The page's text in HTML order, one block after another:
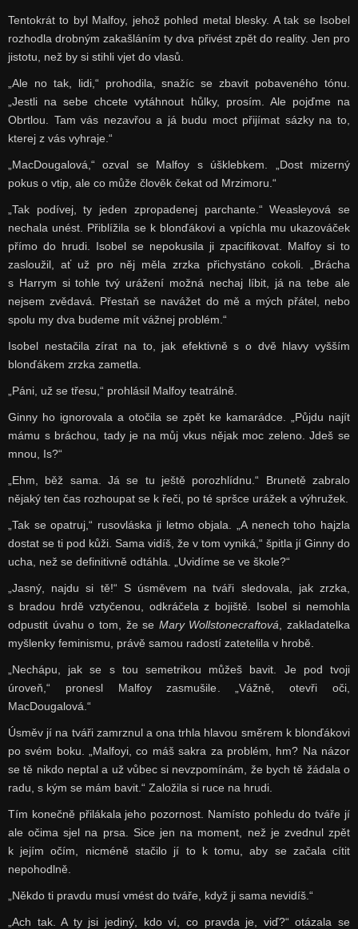
Tentokrát to byl Malfoy, jehož pohled metal blesky. A tak se Isobel
rozhodla drobným zakašláním ty dva přivést zpět do reality. Jen pro
jistotu, než by si stihli vjet do vlasů.
„Ale no tak, lidi,“ prohodila, snažíc se zbavit pobaveného tónu.
„Jestli na sebe chcete vytáhnout hůlky, prosím. Ale pojďme na
Obrtlou. Tam vás nezavřou a já budu moct přijímat sázky na to,
kterej z vás vyhraje.“
„MacDougalová,“ ozval se Malfoy s úšklebkem. „Dost mizerný
pokus o vtip, ale co může člověk čekat od Mrzimoru.“
„Tak podívej, ty jeden zpropadenej parchante.“ Weasleyová se
nechala unést. Přiblížila se k blonďákovi a vpíchla mu ukazováček
přímo do hrudi. Isobel se nepokusila ji zpacifikovat. Malfoy si to
zasloužil, ať už pro něj měla zrzka přichystáno cokoli. „Brácha
s Harrym si tohle tvý urážení možná nechaj líbit, já na tebe ale
nejsem zvědavá. Přestaň se navážet do mě a mých přátel, nebo
spolu my dva budeme mít vážnej problém.“
Isobel nestačila zírat na to, jak efektivně s o dvě hlavy vyšším
blonďákem zrzka zametla.
„Páni, už se třesu,“ prohlásil Malfoy teatrálně.
Ginny ho ignorovala a otočila se zpět ke kamarádce. „Půjdu najít
mámu s bráchou, tady je na můj vkus nějak moc zeleno. Jdeš se
mnou, Is?“
„Ehm, běž sama. Já se tu ještě porozhlídnu.“ Brunetě zabralo
nějaký ten čas rozhoupat se k řeči, po té spršce urážek a výhružek.
„Tak se opatruj,“ rusovláska ji letmo objala. „A nenech toho hajzla
dostat se ti pod kůži. Sama vidíš, že v tom vyniká,“ špitla jí Ginny do
ucha, než se definitivně odtáhla. „Uvidíme se ve škole?“
„Jasný, najdu si tě!“ S úsměvem na tváři sledovala, jak zrzka,
s bradou hrdě vztyčenou, odkráčela z bojiště. Isobel si nemohla
odpustit úvahu o tom, že se Mary Wollstonecraftová , zakladatelka
myšlenky feminismu, právě samou radostí zatetelila v hrobě.
„Nechápu, jak se s tou semetrikou můžeš bavit. Je pod tvoji
úroveň,“ pronesl Malfoy zasmušile. „Vážně, otevři oči,
MacDougalová.“
Úsměv jí na tváři zamrznul a ona trhla hlavou směrem k blonďákovi
po svém boku. „Malfoyi, co máš sakra za problém, hm? Na názor
se tě nikdo neptal a už vůbec si nevzpomínám, že bych tě žádala o
radu, s kým se mám bavit.“ Založila si ruce na hrudi.
Tím konečně přilákala jeho pozornost. Namísto pohledu do tváře jí
ale očima sjel na prsa. Sice jen na moment, než je zvednul zpět
k jejím očím, nicméně stačilo jí to k tomu, aby se začala cítit
nepohodlně.
„Někdo ti pravdu musí vmést do tváře, když ji sama nevidíš.“
„Ach tak. A ty jsi jediný, kdo ví, co pravda je, viď?“ otázala se